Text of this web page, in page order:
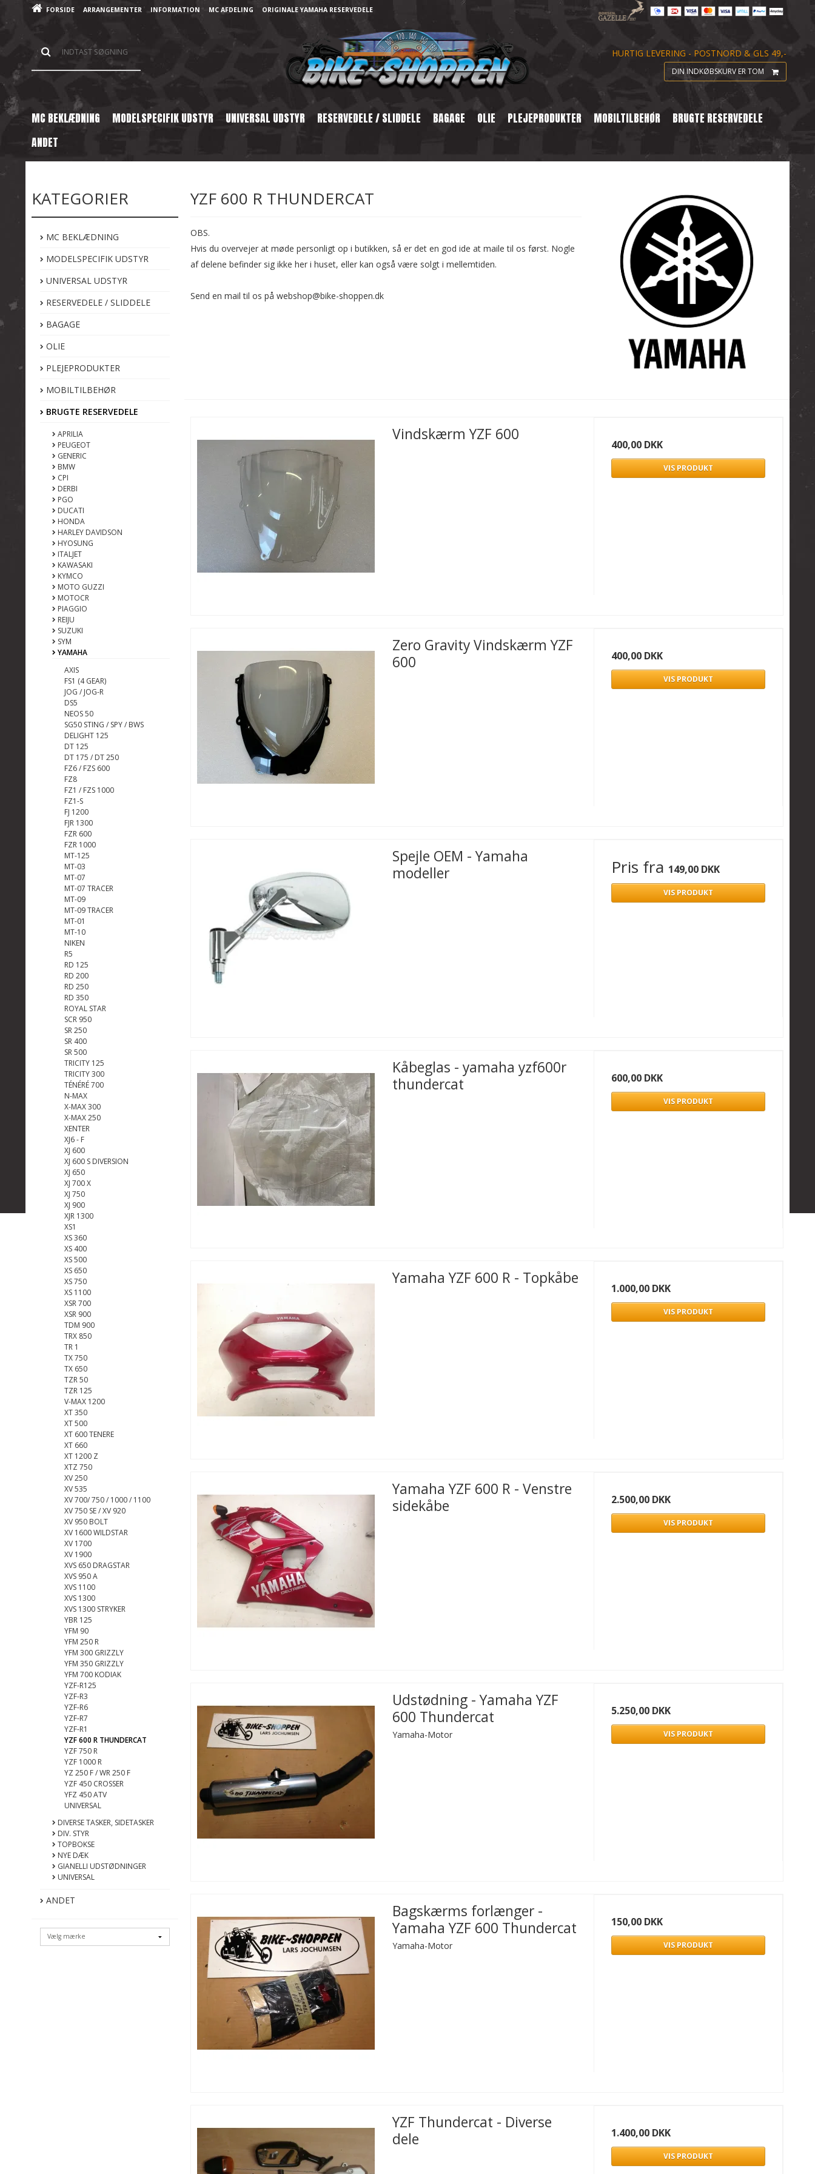
FORSIDE ARRANGEMENTER INFORMATION MC AFDELING ORIGINALE YAMAHA RESERVEDELE
HURTIG LEVERING - POSTNORD & GLS 49,-
DIN INDKØBSKURV ER TOM
MC BEKLÆDNING MODELSPECIFIK UDSTYR UNIVERSAL UDSTYR RESERVEDELE / SLIDDELE BAGAGE OLIE PLEJEPRODUKTER MOBILTILBEHØR
BRUGTE RESERVEDELE
ANDET
KATEGORIER
MC BEKLÆDNING
MODELSPECIFIK UDSTYR
UNIVERSAL UDSTYR
RESERVEDELE / SLIDDELE
BAGAGE
OLIE
PLEJEPRODUKTER
MOBILTILBEHØR
BRUGTE RESERVEDELE
APRILIA
PEUGEOT
GENERIC
BMW
CPI
DERBI
PGO
DUCATI
HONDA
HARLEY DAVIDSON
HYOSUNG
ITALJET
KAWASAKI
KYMCO
MOTO GUZZI
MOTOCR
PIAGGIO
REIJU
SUZUKI
SYM
YAMAHA
AXIS
FS1 (4 GEAR)
JOG / JOG-R
DS5
NEOS 50
SG50 STING / SPY / BWS
DELIGHT 125
DT 125
DT 175 / DT 250
FZ6 / FZS 600
FZ8
FZ1 / FZS 1000
FZ1-S
FJ 1200
FJR 1300
FZR 600
FZR 1000
MT-125
MT-03
MT-07
MT-07 TRACER
MT-09
MT-09 TRACER
MT-01
MT-10
NIKEN
R5
RD 125
RD 200
RD 250
RD 350
ROYAL STAR
SCR 950
SR 250
SR 400
SR 500
TRICITY 125
TRICITY 300
TÉNÉRÉ 700
N-MAX
X-MAX 300
X-MAX 250
XENTER
XJ6 - F
XJ 600
XJ 600 S DIVERSION
XJ 650
XJ 700 X
XJ 750
XJ 900
XJR 1300
XS1
XS 360
XS 400
XS 500
XS 650
XS 750
XS 1100
XSR 700
XSR 900
TDM 900
TRX 850
TR 1
TX 750
TX 650
TZR 50
TZR 125
V-MAX 1200
XT 350
XT 500
XT 600 TENERE
XT 660
XT 1200 Z
XTZ 750
XV 250
XV 535
XV 700/ 750 / 1000 / 1100
XV 750 SE / XV 920
XV 950 BOLT
XV 1600 WILDSTAR
XV 1700
XV 1900
XVS 650 DRAGSTAR
XVS 950 A
XVS 1100
XVS 1300
XVS 1300 STRYKER
YBR 125
YFM 90
YFM 250 R
YFM 300 GRIZZLY
YFM 350 GRIZZLY
YFM 700 KODIAK
YZF-R125
YZF-R3
YZF-R6
YZF-R7
YZF-R1
YZF 600 R THUNDERCAT
YZF 750 R
YZF 1000 R
YZ 250 F / WR 250 F
YZF 450 CROSSER
YFZ 450 ATV
UNIVERSAL
DIVERSE TASKER, SIDETASKER
DIV. STYR
TOPBOKSE
NYE DÆK
GIANELLI UDSTØDNINGER
UNIVERSAL
ANDET
YZF 600 R THUNDERCAT
OBS.
Hvis du overvejer at møde personligt op i butikken, så er det en god ide at maile til os først. Nogle
af delene befinder sig ikke her i huset, eller kan også være solgt i mellemtiden.
Send en mail til os på webshop@bike-shoppen.dk
Vindskærm YZF 600
400,00 DKK
VIS PRODUKT
Zero Gravity Vindskærm YZF
600
400,00 DKK
VIS PRODUKT
Spejle OEM - Yamaha
modeller
Pris fra 149,00 DKK
VIS PRODUKT
Kåbeglas - yamaha yzf600r
thundercat
600,00 DKK
VIS PRODUKT
Yamaha YZF 600 R - Topkåbe
1.000,00 DKK
VIS PRODUKT
Yamaha YZF 600 R - Venstre
sidekåbe
2.500,00 DKK
VIS PRODUKT
Udstødning - Yamaha YZF
600 Thundercat
Yamaha-Motor
5.250,00 DKK
VIS PRODUKT
Bagskærms forlænger -
Yamaha YZF 600 Thundercat
Yamaha-Motor
150,00 DKK
VIS PRODUKT
YZF Thundercat - Diverse
dele
1.400,00 DKK
VIS PRODUKT